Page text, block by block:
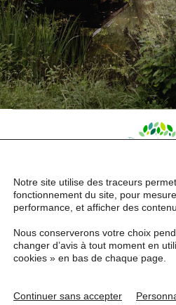
Mentions
Politique de
Tous droits
Notre site utilise des traceurs
fonctionnement du site, pour
performance, et afficher des
Nous conserverons votre choix
changer d’avis à tout moment en
cookies » en bas de chaque page.
Continuer sans accepter